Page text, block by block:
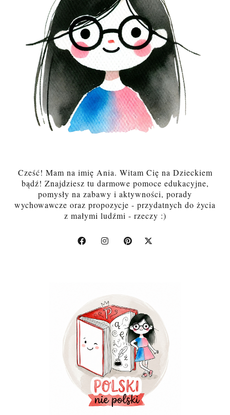
Cześć! Mam na imię Ania. Witam Cię na Dzieckiem
bądź! Znajdziesz tu darmowe pomoce edukacyjne,
pomysły na zabawy i aktywności, porady
wychowawcze oraz propozycje - przydatnych do życia
z małymi ludźmi - rzeczy :)